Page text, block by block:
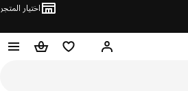
اختيار المتجر
مرحباً! تسجيل الدخول أو
قائمة التسوقسلة التسوق